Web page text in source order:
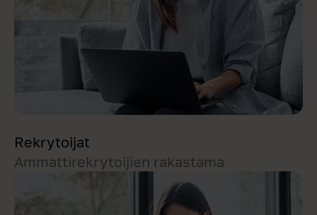
Rekrytoijat
Ammattirekrytoijien rakastama